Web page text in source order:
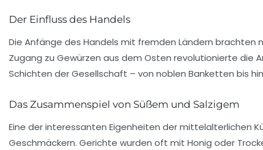
Der Einfluss des Handels
Die Anfänge des Handels mit fremden Ländern brachten
Zugang zu Gewürzen aus dem Osten revolutionierte die
Schichten der Gesellschaft – von noblen Banketten bis
Das Zusammenspiel von Süßem und Salzigem
Eine der interessanten Eigenheiten der mittelalterlichen
Geschmäckern. Gerichte wurden oft mit Honig oder